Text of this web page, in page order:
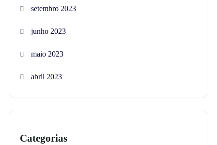
setembro 2023
junho 2023
maio 2023
abril 2023
Categorias